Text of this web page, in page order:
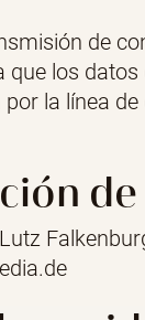
de
los
la línea